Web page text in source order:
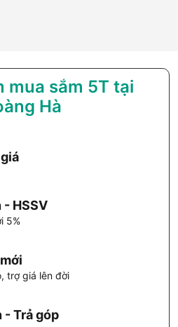
mua sắm 5T tại
Hà
HSSV
5%
trợ giá lên đời
- Trả góp